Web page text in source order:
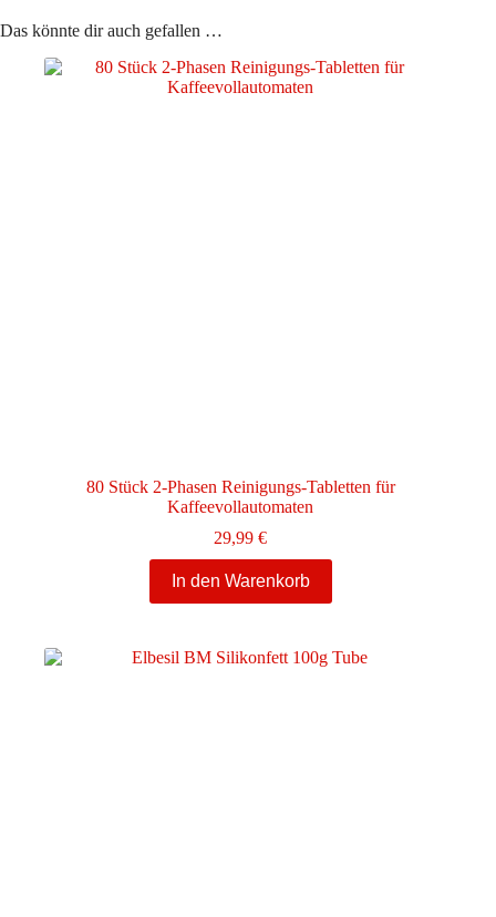
Das könnte dir auch gefallen …
80 Stück 2-Phasen Reinigungs-Tabletten für
Kaffeevollautomaten
29,99€
In den Warenkorb